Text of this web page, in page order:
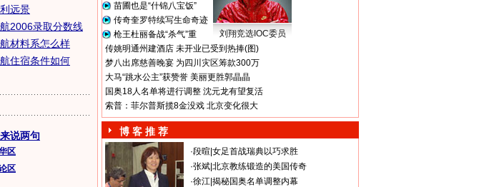
远景
2006录取分数线
材料系怎么样
住宿条件如何
说两句
区
区
苗圃也是“什锦八宝饭”
传奇奎罗特续写生命奇迹
枪王杜丽备战“杀气”重
刘翔竞选IOC委员
传姚明通州建酒店 未开业已受到热捧(图)
梦八出席慈善晚宴 为四川灾区筹款300万
大马“跳水公主”获赞誉 美丽更胜郭晶晶
国奥18人名单将进行调整 沈元龙有望复活
索普：菲尔普斯揽8金没戏 北京变化很大
博 客 推 荐
·段暄 女足首战瑞典以巧求胜
·张斌 北京教练锻造的美国传奇
·徐江 揭秘国奥名单调整内幕